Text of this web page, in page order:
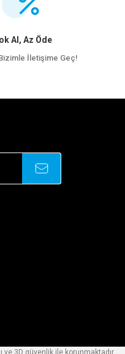
Al, Az Öde
İletişime Geç!
ve 3D güvenlik ile korunmaktadır.